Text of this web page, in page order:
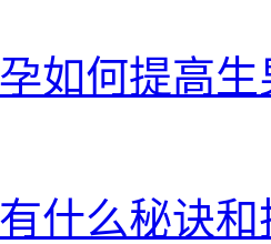
如何提高
什么秘诀